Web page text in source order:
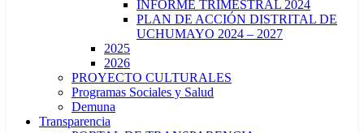
INFORME TRIMESTRAL 2024
PLAN DE ACCIÓN DISTRITAL DE
UCHUMAYO 2024 – 2027
2025
2026
PROYECTO CULTURALES
Programas Sociales y Salud
Demuna
Transparencia